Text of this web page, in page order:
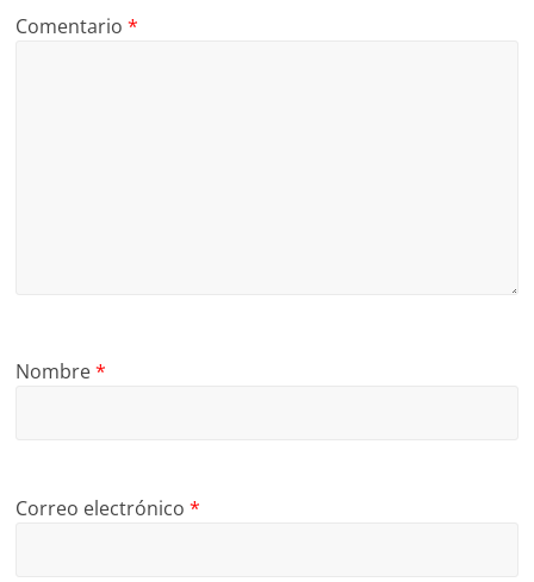
Comentario*
Nombre*
Correo electrónico*